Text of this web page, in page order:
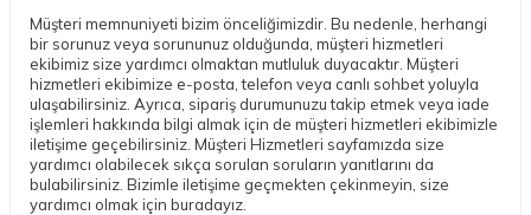
Müşteri memnuniyeti bizim önceliğimizdir. Bu nedenle, herhangi
bir sorunuz veya sorununuz olduğunda, müşteri hizmetleri
ekibimiz size yardımcı olmaktan mutluluk duyacaktır. Müşteri
hizmetleri ekibimize e-posta, telefon veya canlı sohbet yoluyla
ulaşabilirsiniz. Ayrıca, sipariş durumunuzu takip etmek veya iade
işlemleri hakkında bilgi almak için de müşteri hizmetleri ekibimizle
iletişime geçebilirsiniz. Müşteri Hizmetleri sayfamızda size
yardımcı olabilecek sıkça sorulan soruların yanıtlarını da
bulabilirsiniz. Bizimle iletişime geçmekten çekinmeyin, size
yardımcı olmak için buradayız.